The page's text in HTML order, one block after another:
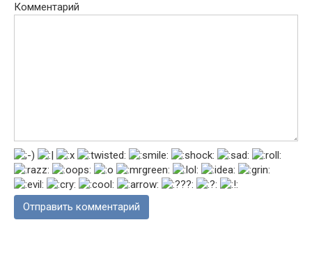
Комментарий